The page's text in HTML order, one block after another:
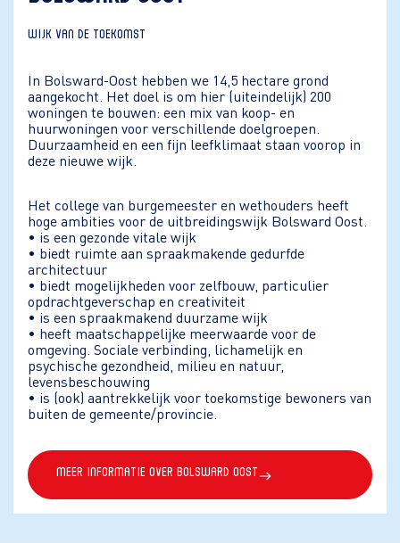
WIJK VAN DE TOEKOMST
In Bolsward-Oost hebben we 14,5 hectare grond
aangekocht. Het doel is om hier (uiteindelijk) 200
woningen te bouwen: een mix van koop- en
huurwoningen voor verschillende doelgroepen.
Duurzaamheid en een fijn leefklimaat staan voorop in
deze nieuwe wijk.
Het college van burgemeester en wethouders heeft
hoge ambities voor de uitbreidingswijk Bolsward Oost.
• is een gezonde vitale wijk
• biedt ruimte aan spraakmakende gedurfde
architectuur
• biedt mogelijkheden voor zelfbouw, particulier
opdrachtgeverschap en creativiteit
• is een spraakmakend duurzame wijk
• heeft maatschappelijke meerwaarde voor de
omgeving. Sociale verbinding, lichamelijk en
psychische gezondheid, milieu en natuur,
levensbeschouwing
• is (ook) aantrekkelijk voor toekomstige bewoners van
buiten de gemeente/provincie.
Meer informatie over BOLSWARD OOST